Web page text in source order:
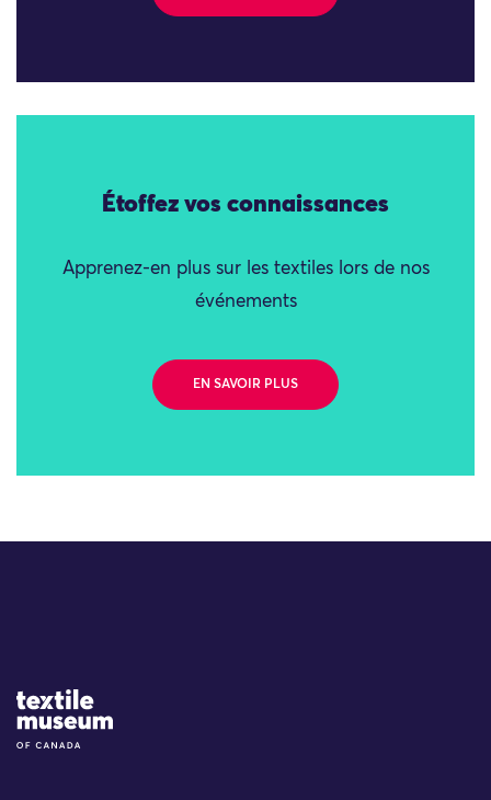
Étoffez vos connaissances
Apprenez-en plus sur les textiles lors de nos
événements
EN SAVOIR PLUS
Site Logo